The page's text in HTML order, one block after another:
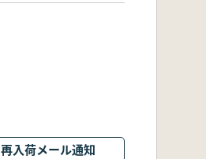
再入荷メール通知